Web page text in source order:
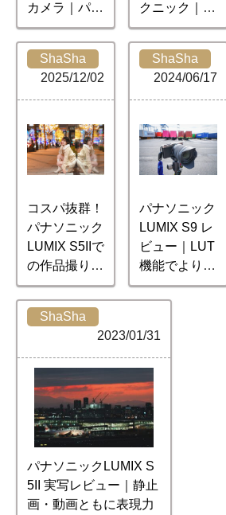
カメラ｜パナ
ソニック LU
MIX S1RII
クニック｜Ri
naty
ShaSha
2025/12/02
コスパ抜群！
パナソニック
LUMIX S5IIで
の作品撮り｜
Rinaty
ShaSha
2024/06/17
パナソニック
LUMIX S9 レ
ビュー｜LUT
機能でより自
由な写真表現
を
ShaSha
2023/01/31
パナソニックLUMIX S
5II 実写レビュー｜静止
画・動画ともに表現力